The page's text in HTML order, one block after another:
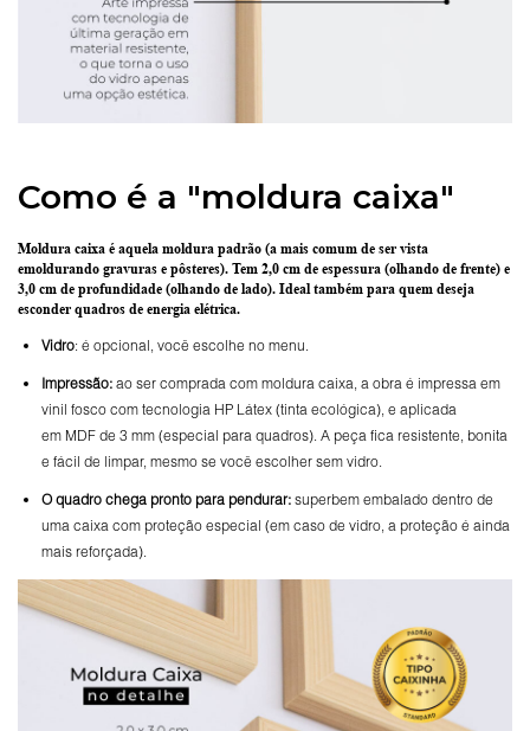
Como é a "moldura caixa"
Moldura caixa é aquela moldura padrão (a mais comum de ser vista
emoldurando gravuras e pôsteres). Tem 2,0 cm de espessura (olhando de frente) e
3,0 cm de profundidade (olhando de lado). Ideal também para quem deseja
esconder quadros de energia elétrica.
Vidro: é opcional, você escolhe no menu.
Impressão: ao ser comprada com moldura caixa, a obra é impressa em
vinil fosco com tecnologia HP Látex (tinta ecológica), e aplicada
em MDF de 3 mm (especial para quadros). A peça fica resistente, bonita
e fácil de limpar, mesmo se você escolher sem vidro.
Oquadro chega pronto para pendurar: superbem embalado dentro de
uma caixa com proteção especial (em caso de vidro, a proteção é ainda
mais reforçada).